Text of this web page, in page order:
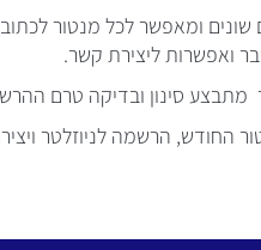
שונים ומאפשר לכל מנטור
ואפשרות ליצירת קשר.
סינון ובדיקה טרם
החודש, הרשמה לניוזלטר